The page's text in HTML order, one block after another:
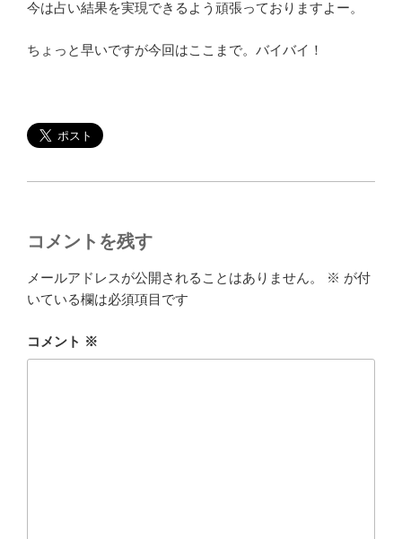
今は占い結果を実現できるよう頑張っておりますよー。
ちょっと早いですが今回はここまで。バイバイ！
コメントを残す
メールアドレスが公開されることはありません。 ※ が付
いている欄は必須項目です
コメント ※